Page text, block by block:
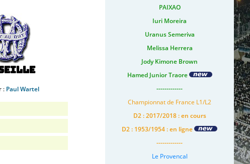
: Paul Wartel
PAIXAO
Iuri Moreira
Uranus Semeriva
Melissa Herrera
Jody Kimone Brown
Hamed Junior Traore
-------------
Championnat de France L1/L2
D2 : 2017/2018 : en cours
D2 : 1953/1954 : en ligne
-------------
Le Provencal